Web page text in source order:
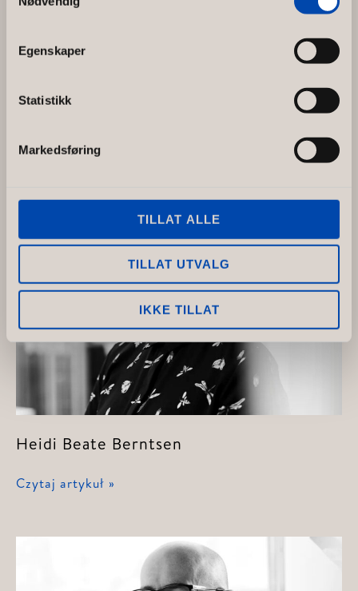
Egenskaper
Statistikk
Markedsføring
TILLAT ALLE
TILLAT UTVALG
IKKE TILLAT
Skeie
Heidi Beate Berntsen
Heidi
Czytaj artykuł »